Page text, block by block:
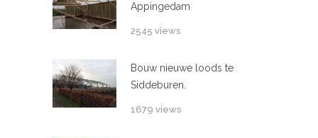
Appingedam
2545 views
Bouw nieuwe loods te
Siddeburen.
1679 views